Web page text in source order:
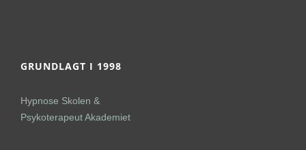
GRUNDLAGT I 1998
Hypnose Skolen &
Psykoterapeut Akademiet